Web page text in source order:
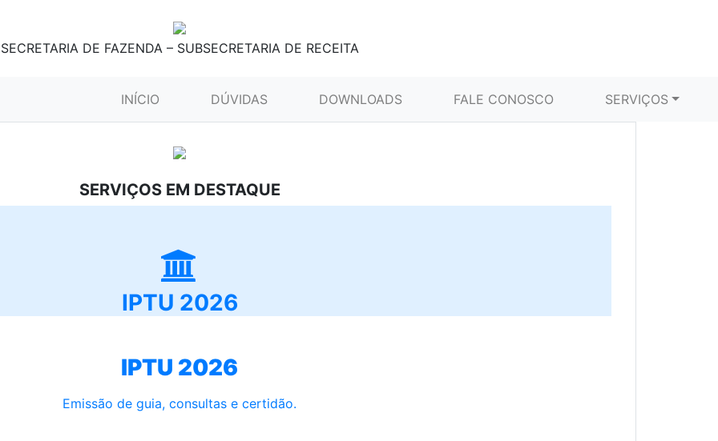
SECRETARIA DE FAZENDA – SUBSECRETARIA DE RECEITA
INÍCIO (CURRENT)DÚVIDAS DOWNLOADS FALE CONOSCO SERVIÇOS
SERVIÇOS EM DESTAQUE
IPTU 2026
IPTU 2026
Emissão de guia, consultas e certidão.